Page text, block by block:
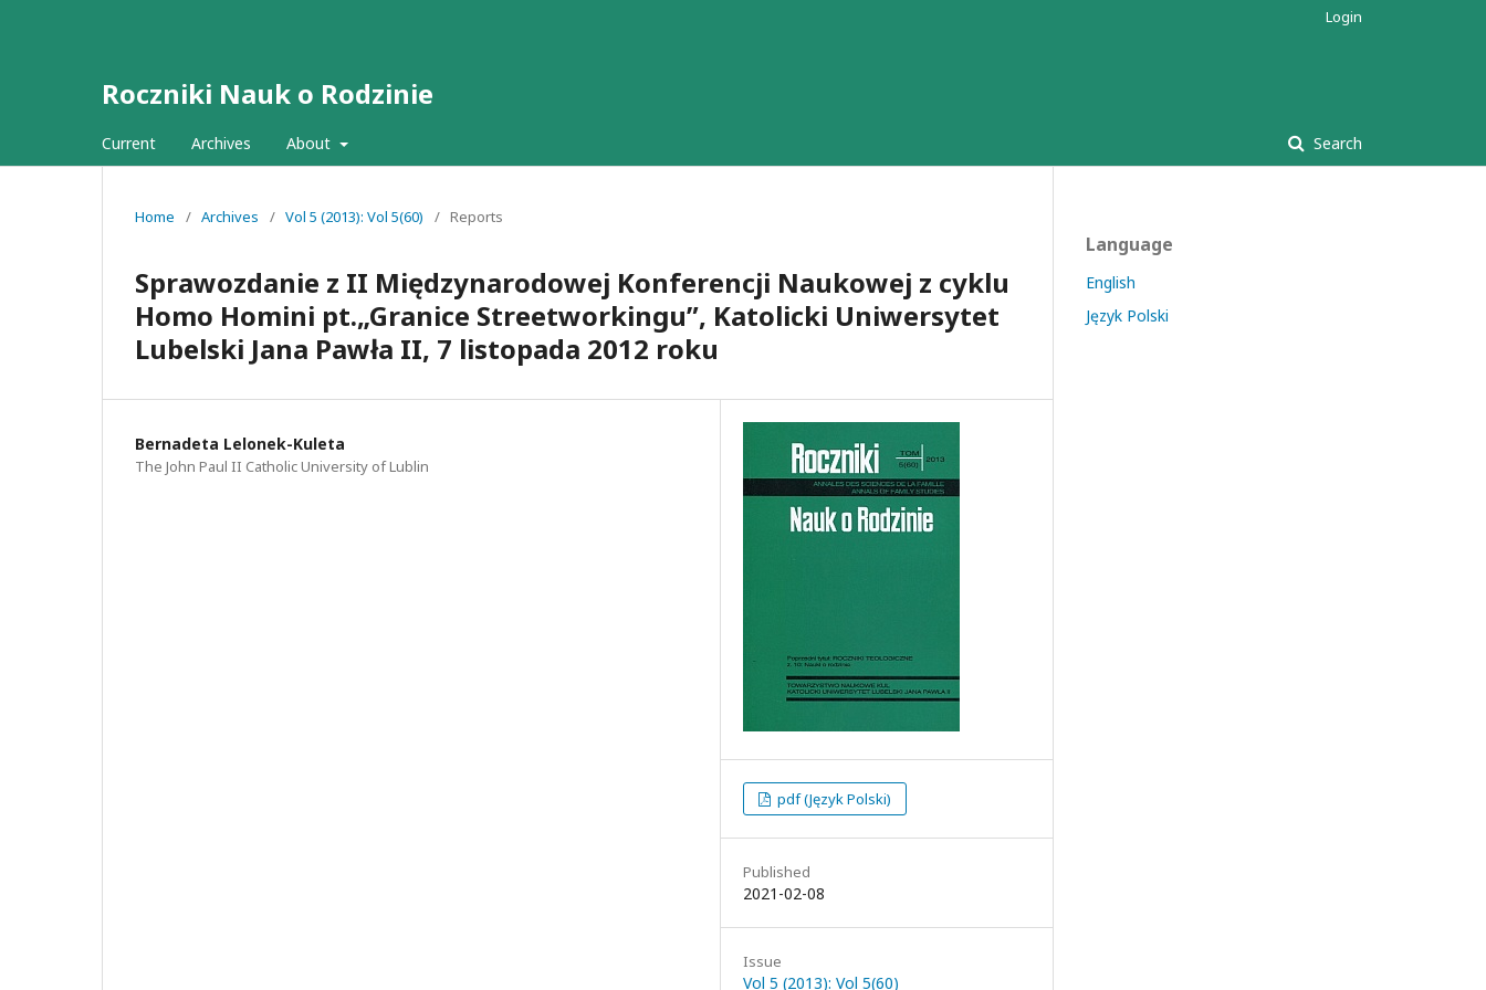
Roczniki Nauk o Rodzinie
Current Archives About Search
Login
Home / Archives / Vol 5 (2013): Vol 5(60) / Reports
Sprawozdanie z II Międzynarodowej Konferencji Naukowej z cyklu
Homo Homini pt.„Granice Streetworkingu”, Katolicki Uniwersytet
Lubelski Jana Pawła II, 7 listopada 2012 roku
Bernadeta Lelonek-Kuleta
The John Paul II Catholic University of Lublin
pdf (Język Polski)
Published
2021-02-08
Issue
Vol 5 (2013): Vol 5(60)
Language
English
Język Polski